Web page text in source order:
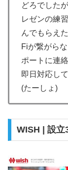
どろでした
レゼンの練
んでもらえ
Fiが繋がら
ポートに連
即日対応し
(たーしょ)
WISH | 設立